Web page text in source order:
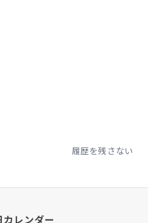
履歴を残さない
カレンダー